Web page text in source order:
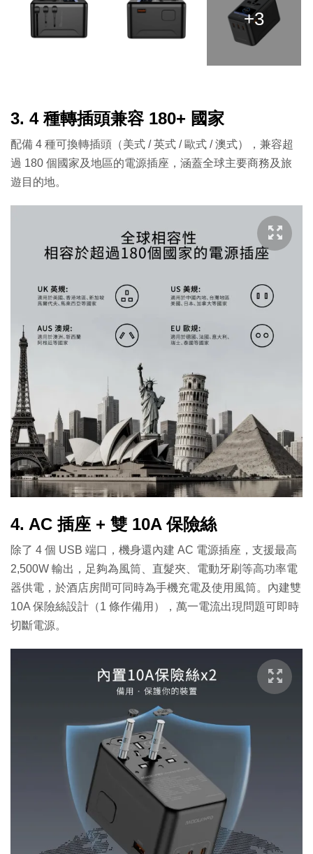
+3
3. 4 種轉插頭兼容 180+ 國家
配備 4 種可換轉插頭（美式 / 英式 / 歐式 / 澳式），兼容超
過 180 個國家及地區的電源插座，涵蓋全球主要商務及旅
遊目的地。
4. AC 插座 + 雙 10A 保險絲
除了 4 個 USB 端口，機身還內建 AC 電源插座，支援最高
2,500W 輸出，足夠為風筒、直髮夾、電動牙刷等高功率電
器供電，於酒店房間可同時為手機充電及使用風筒。內建雙
10A 保險絲設計（1 條作備用），萬一電流出現問題可即時
切斷電源。